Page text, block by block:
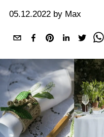
05.12.2022 by Max